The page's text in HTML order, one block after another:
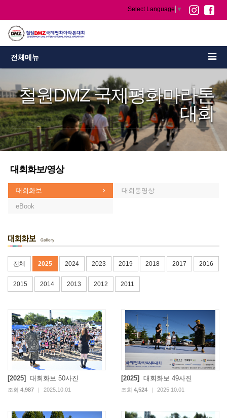
Select Language ▼
전체메뉴
철원DMZ 국제평화마라톤
대회
대회화보/영상
대회화보 대회동영상
eBook
전체 2025 2024 2023 2019 2018 2017 2016
2015 2014 2013 2012 2011
[2025] 대회화보 50사진
조회 4,987 2025.10.01
[2025] 대회화보 49사진
조회 4,524 2025.10.01